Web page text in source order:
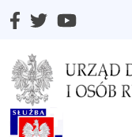
Wybierz swój język